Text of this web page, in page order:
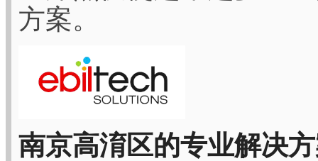
方案。
南京高淯区的专业解决